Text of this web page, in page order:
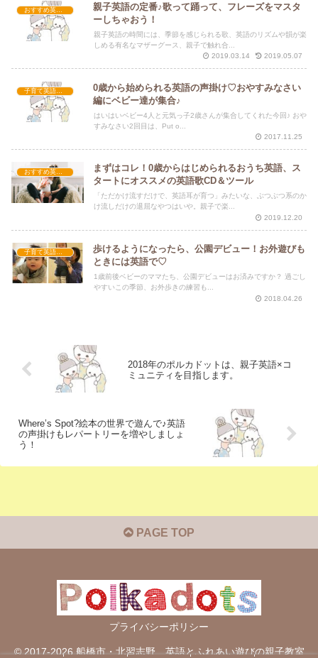
親子英語の定番♪歌って踊って、フレーズをマスタ
ーしちゃおう！
親子英語の時間には、季節を感じられる歌、英語のリズムや韻が楽
しめる有名なマザーグース、親子で触れ合...
2019.03.14
2019.05.07
0歳から始められる英語の声掛け♡おやすみなさい
編にベビー達が集合♪
はいはいベビー4人と元気っ子2歳さんが集合してくれた今回♪ おや
すみなさい2回目は、Put o...
2017.11.25
まずはコレ！0歳からはじめられるおうち英語、ス
タートにオススメの英語歌CD＆ツール
「ただかけ流すだけで、英語耳が育つ」みたいな、ぶつぶつ系のか
け流しだけの退屈なやつはいや。親子で楽...
2019.12.20
子育て英語講座
歩けるようになったら、公園デビュー！お外遊びも
ときには英語で♡
1歳前後ベビーのママたち、公園デビューはお済みですか？ 過ごし
やすいこの季節、お外歩きの練習も...
2018.04.26
2018年のポルカドットは、親子英語×コ
ミュニティを目指します。
Where’s Spot?絵本の世界で遊んで♪英語
の声掛けもレパートリーを増やしましょ
う！
PAGE TOP
プライバシーポリシー
© 2017-2026 船橋市・北習志野 英語とふれあい遊びの親子教室